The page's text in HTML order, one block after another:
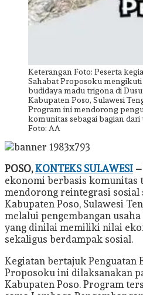
Keterangan Foto: Peserta
Sahabat Proposoku
budidaya madu trigona di
Kabupaten Poso, Sulawesi
Program ini mendorong
komunitas sebagai bagian dari
Foto: AA
POSO,KONTEKS SULAWESI –
ekonomi berbasis
mendorong reintegrasi sosial
Kabupaten Poso, Sulawesi
melalui pengembangan
yang dinilai memiliki nilai
sekaligus berdampak sosial.
Kegiatan bertajuk Penguatan
Proposoku ini dilaksanakan
Kabupaten Poso. Program